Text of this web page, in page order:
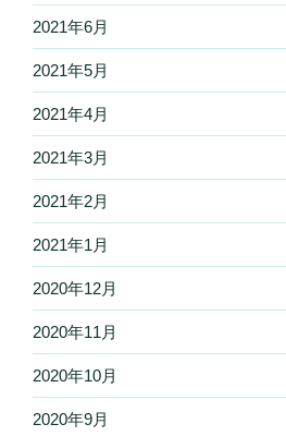
2021年6月
2021年5月
2021年4月
2021年3月
2021年2月
2021年1月
2020年12月
2020年11月
2020年10月
2020年9月